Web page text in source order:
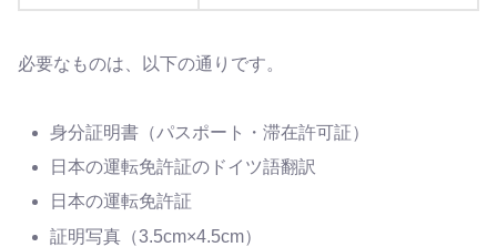
必要なものは、以下の通りです。
身分証明書（パスポート・滞在許可証）
日本の運転免許証のドイツ語翻訳
日本の運転免許証
証明写真（3.5cm×4.5cm）